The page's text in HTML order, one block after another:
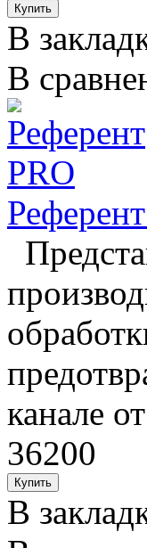
В
В
канале
36200
В